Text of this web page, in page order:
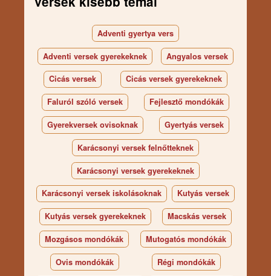
Adventi gyertya vers
Adventi versek gyerekeknek Angyalos versek
Cicás versek Cicás versek gyerekeknek
Faluról szóló versek Fejlesztő mondókák
Gyerekversek ovisoknak Gyertyás versek
Karácsonyi versek felnőtteknek
Karácsonyi versek gyerekeknek
Karácsonyi versek iskolásoknak Kutyás versek
Kutyás versek gyerekeknek Macskás versek
Mozgásos mondókák Mutogatós mondókák
Ovis mondókák Régi mondókák